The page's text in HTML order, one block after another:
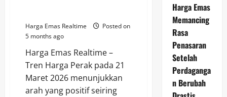
Harga Emas Realtime
Posted on
5 months ago
Harga Emas Realtime –
Tren Harga Perak pada 21
Maret 2026 menunjukkan
arah yang positif seiring
Harga Emas
Memancing
Rasa
Penasaran
Setelah
Perdaganga
n Berubah